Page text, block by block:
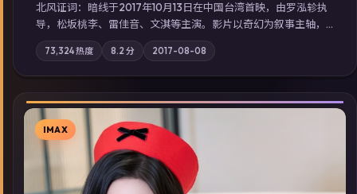
北风证词：暗线于2017年10月13日在中国台湾首映，由罗泓轸执
导，松坂桃李、雷佳音、文淇等主演。影片以奇幻为叙事主轴，
旧案重提，真相与谎言在同一条时间线上交锋；摄影与配乐强化
地域气质；站内亦可通过「国产免费观看高清电视剧在线看」延
展检索同类型高分佳作，畅享高清在线追剧体验。
73,324热度 8.2 分 2017-08-08
IMAX